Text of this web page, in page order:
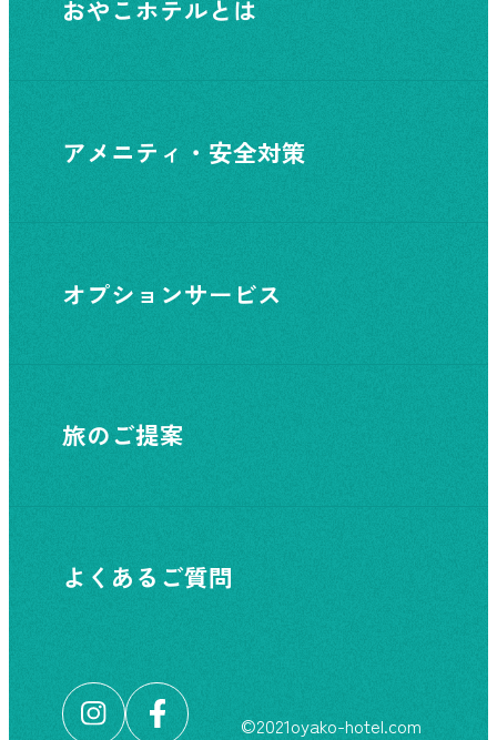
おやこホテルとは
アメニティ・安全対策
オプションサービス
旅のご提案
よくあるご質問
©︎2021oyako-hotel.com